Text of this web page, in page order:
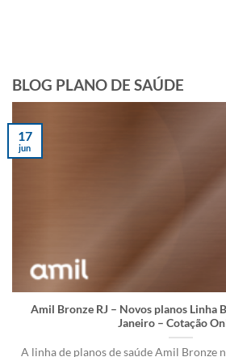
BLOG PLANO DE SAÚDE
Amil Bronze RJ – Novos planos Linha
Janeiro – Cotação
A linha de planos de saúde Amil Bronze
17
jun